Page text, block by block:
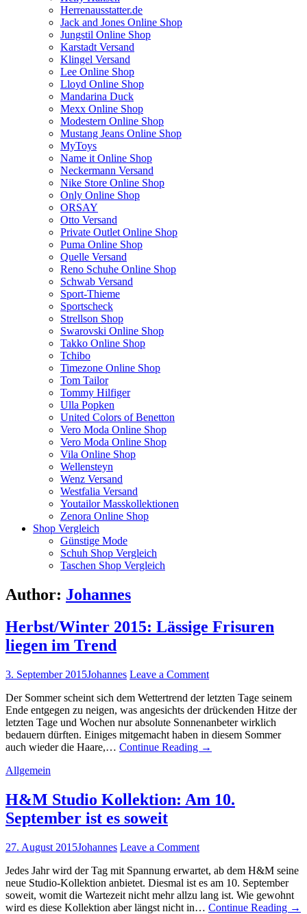
Herrenausstatter.de
Jack and Jones Online Shop
Jungstil Online Shop
Karstadt Versand
Klingel Versand
Lee Online Shop
Lloyd Online Shop
Mandarina Duck
Mexx Online Shop
Modestern Online Shop
Mustang Jeans Online Shop
MyToys
Name it Online Shop
Neckermann Versand
Nike Store Online Shop
Only Online Shop
ORSAY
Otto Versand
Private Outlet Online Shop
Puma Online Shop
Quelle Versand
Reno Schuhe Online Shop
Schwab Versand
Sport-Thieme
Sportscheck
Strellson Shop
Swarovski Online Shop
Takko Online Shop
Tchibo
Timezone Online Shop
Tom Tailor
Tommy Hilfiger
Ulla Popken
United Colors of Benetton
Vero Moda Online Shop
Vero Moda Online Shop
Vila Online Shop
Wellensteyn
Wenz Versand
Westfalia Versand
Youtailor Masskollektionen
Zenora Online Shop
Shop Vergleich
Günstige Mode
Schuh Shop Vergleich
Taschen Shop Vergleich
Author: Johannes
Herbst/Winter 2015: Lässige Frisuren
liegen im Trend
3. September 2015Johannes Leave a Comment
Der Sommer scheint sich dem Wettertrend der letzten Tage seinem
Ende entgegen zu neigen, was angesichts der drückenden Hitze der
letzten Tage und Wochen nur absolute Sonnenanbeter wirklich
bedauern dürften. Einiges mitgemacht haben in diesem Sommer
auch wieder die Haare,… Continue Reading →
Allgemein
H&M Studio Kollektion: Am 10.
September ist es soweit
27. August 2015Johannes Leave a Comment
Jedes Jahr wird der Tag mit Spannung erwartet, ab dem H&M seine
neue Studio-Kollektion anbietet. Diesmal ist es am 10. September
soweit, womit die Wartezeit nicht mehr allzu lang ist. Wie gewohnt
wird es diese Kollektion aber längst nicht in… Continue Reading →